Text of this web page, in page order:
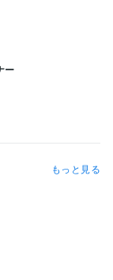
ー
もっと見る